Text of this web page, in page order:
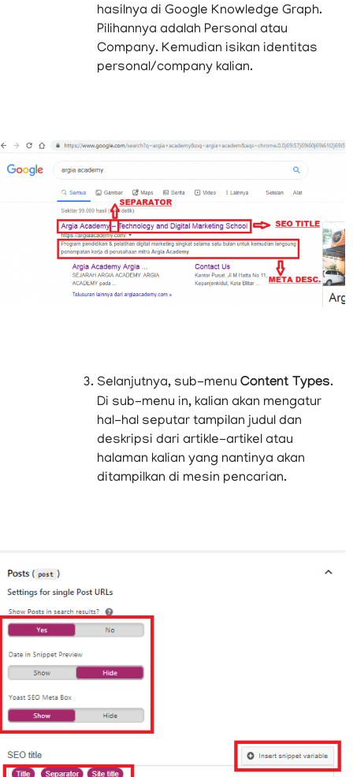
hasilnya di Google Knowledge Graph.
Pilihannya adalah Personal atau
Company. Kemudian isikan identitas
personal/company kalian.
Selanjutnya, sub-menu Content Types.
Di sub-menu in, kalian akan mengatur
hal-hal seputar tampilan judul dan
deskripsi dari artikle-artikel atau
halaman kalian yang nantinya akan
ditampilkan di mesin pencarian.